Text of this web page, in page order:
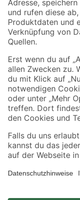
Zahlungsarten
Sicher einkaufen
Jetzt die toom-App
Alle Preisangaben in EUR inkl.
Umständen nicht in allen
Produkte nur solange der Vorrat
*Paketversand ab 59 €